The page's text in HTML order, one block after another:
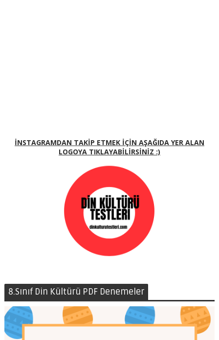
İNSTAGRAMDAN TAKİP ETMEK İÇİN AŞAĞIDA YER ALAN
LOGOYA TIKLAYABİLİRSİNİZ :)
8.Sınıf Din Kültürü PDF Denemeler